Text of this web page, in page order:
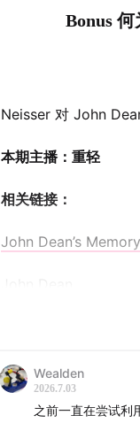
Bonus
Neisser 对 John
本期主播：重轻
相关链接：
John Dean’s
Posner & Keele
封面由重轻拍摄
Wealden
2026.7.03
之前一直在尝试利